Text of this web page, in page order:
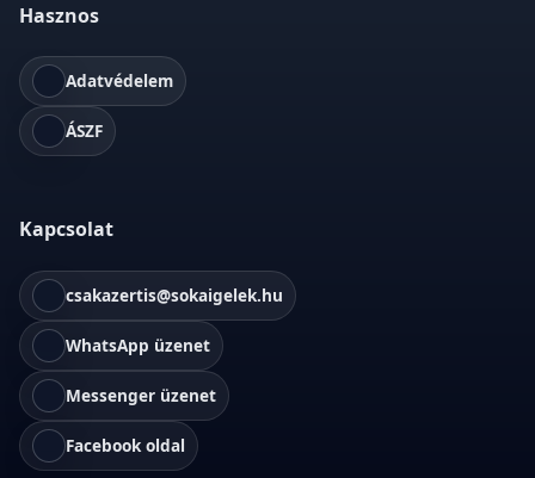
Hasznos
Adatvédelem
ÁSZF
Kapcsolat
csakazertis@sokaigelek.hu
WhatsApp üzenet
Messenger üzenet
Facebook oldal